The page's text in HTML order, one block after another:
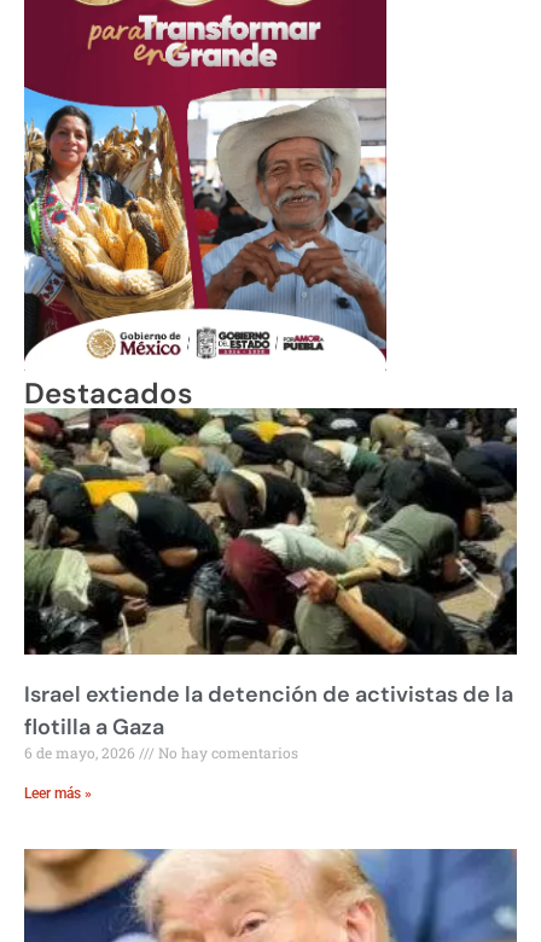
Destacados
Israel extiende la detención de activistas de la
flotilla a Gaza
6 de mayo, 2026 No hay comentarios
Leer más »